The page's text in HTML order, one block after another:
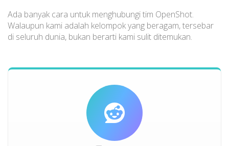
Ada banyak cara untuk menghubungi tim OpenShot.
Walaupun kami adalah kelompok yang beragam, tersebar
di seluruh dunia, bukan berarti kami sulit ditemukan.